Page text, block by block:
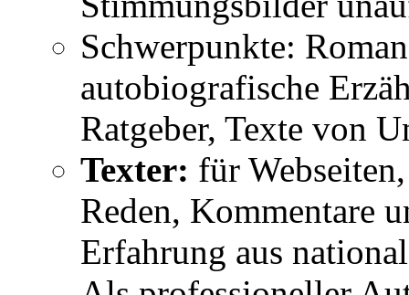
Schwerpunkte:
autobiografische
Ratgeber, Texte von
Texter: für
Reden, Kommentare
Erfahrung aus